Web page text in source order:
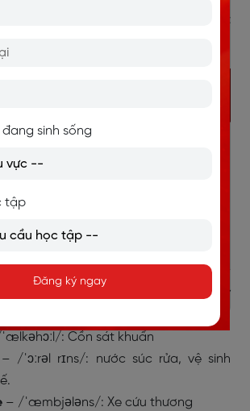
tiếng Anh Y tế về các
– /ˈæsɪd səˈluːʃn/: dung dịch thử
: Cồn sát khuẩn
– /ˈɔːrəl rɪns/: nước súc rửa, vệ sinh
– /ˈæmbjələns/: Xe cứu thương
sinh sống
tập
Đăng ký ngay